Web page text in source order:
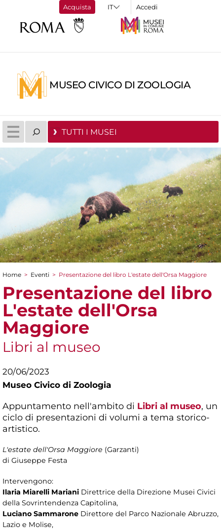
Acquista Accedi
MUSEO CIVICO DI ZOOLOGIA
TUTTI I MUSEI
Tu sei qui
Home > Eventi > Presentazione del libro L'estate dell'Orsa Maggiore
Presentazione del libro
L'estate dell'Orsa
Maggiore
Libri al museo
20/06/2023
Museo Civico di Zoologia
Appuntamento nell'ambito di Libri al museo, un
ciclo di presentazioni di volumi a tema storico-
artistico.
L'estate dell'Orsa Maggiore (Garzanti)
di Giuseppe Festa
Intervengono:
Ilaria Miarelli Mariani Direttrice della Direzione Musei Civici
della Sovrintendenza Capitolina,
Luciano Sammarone Direttore del Parco Nazionale Abruzzo,
Lazio e Molise,